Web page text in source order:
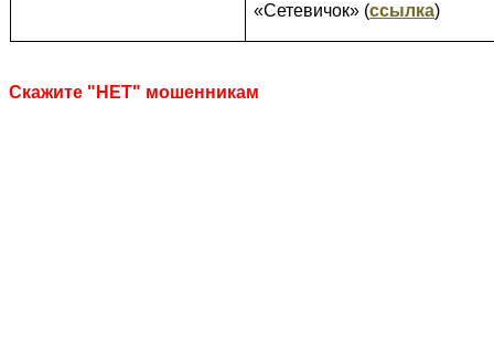
«Сетевичок» (ссылка)
Скажите "НЕТ" мошенникам